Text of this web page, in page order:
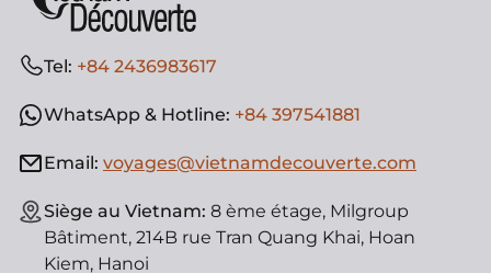
Tel: +84 2436983617
WhatsApp & Hotline: +84 397541881
Email: voyages@vietnamdecouverte.com
Siège au Vietnam: 8 ème étage, Milgroup
Bâtiment, 214B rue Tran Quang Khai, Hoan
Kiem, Hanoi